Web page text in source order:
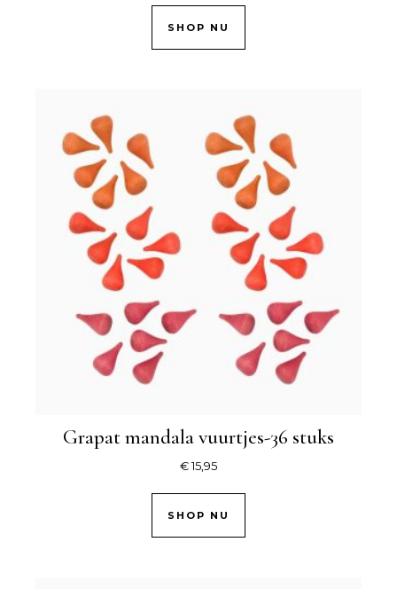
SHOP NU
Grapat mandala vuurtjes-36 stuks
€15,95
SHOP NU